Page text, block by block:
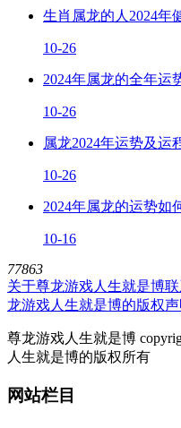
生肖属龙的人2024年
10-26
2024年属龙的全年运
10-26
属龙2024年运势及运
10-26
2024年属龙的运势如
10-16
77863
关于尊龙游戏人生就是博
龙游戏人生就是博的版权声
尊龙游戏人生就是博
人生就是博的版权所有
网站栏目